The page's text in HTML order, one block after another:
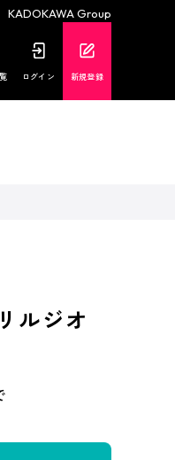
KADOKAWA Group
ログイン 新規登録
ルジオ